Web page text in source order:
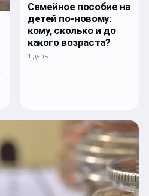
Семейное пособие на
детей по-новому:
кому, сколько и до
какого возраста?
1 день